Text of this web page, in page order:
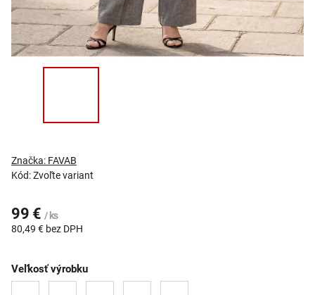
Kód:Zvoľte variant
Značka: FAVAB
99 € / ks
80,49 € bez DPH
Veľkosť výrobku